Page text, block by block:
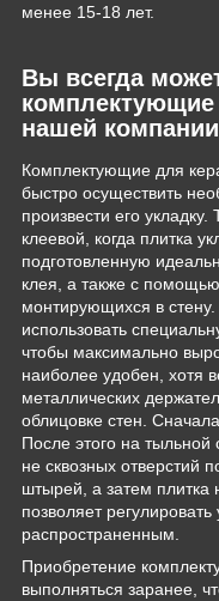
менее 15-18 лет.
Вы всегда
комплектующие
нашей компании
Комплектующие для
быстро осуществить
произвести его
клеевой, когда плитка
подготовленную
клея, а также с
монтирующихся в
использовать
чтобы максимально
наиболее удобен, хотя
металлических
облицовке стен.
После этого на тыльной
не сквозных отверстий
штырей, а затем плитка
позволяет
распространенным.
Приобретение
выполняться заранее,